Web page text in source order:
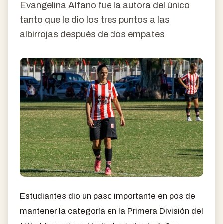
Evangelina Alfano fue la autora del único
tanto que le dio los tres puntos a las
albirrojas después de dos empates
Estudiantes dio un paso importante en pos de
mantener la categoría en la Primera División del